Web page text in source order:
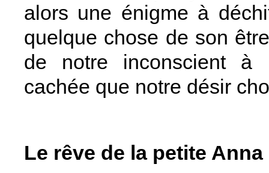
alors une énigme à
quelque chose de son
de notre inconscient à
cachée que notre désir
Le rêve de la petite Anna